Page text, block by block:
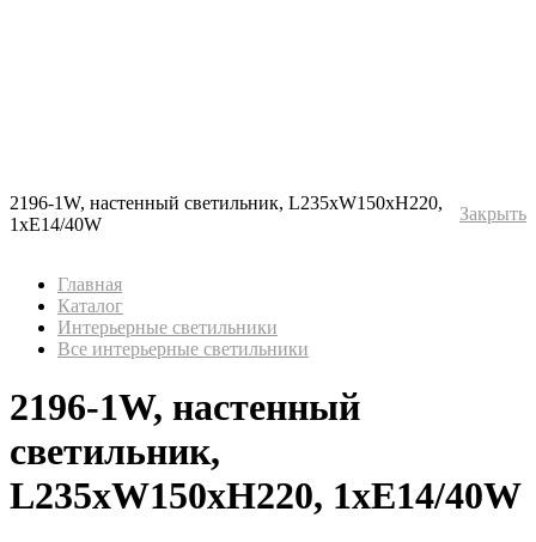
2196-1W, настенный светильник, L235xW150xH220,
1xE14/40W
Закрыть
Главная
Каталог
Интерьерные светильники
Все интерьерные светильники
2196-1W, настенный
светильник,
L235xW150xH220, 1xE14/40W